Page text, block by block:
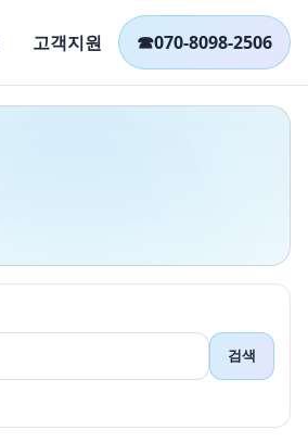
고객지원 ☎070-8098-2506
검색